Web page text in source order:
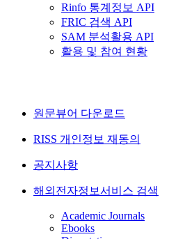
Rinfo 통계정보 API
FRIC 검색 API
SAM 분석활용 API
활용 및 참여 현황
원문뷰어 다운로드
RISS 개인정보 재동의
공지사항
해외전자정보서비스 검색
Academic Journals
Ebooks